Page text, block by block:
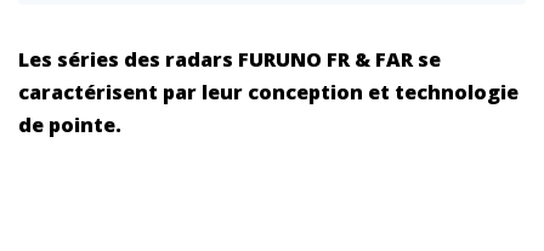
Les séries des radars FURUNO FR & FAR se
caractérisent par leur conception et technologie
de pointe.